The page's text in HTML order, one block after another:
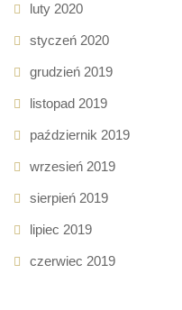
luty 2020
styczeń 2020
grudzień 2019
listopad 2019
październik 2019
wrzesień 2019
sierpień 2019
lipiec 2019
czerwiec 2019